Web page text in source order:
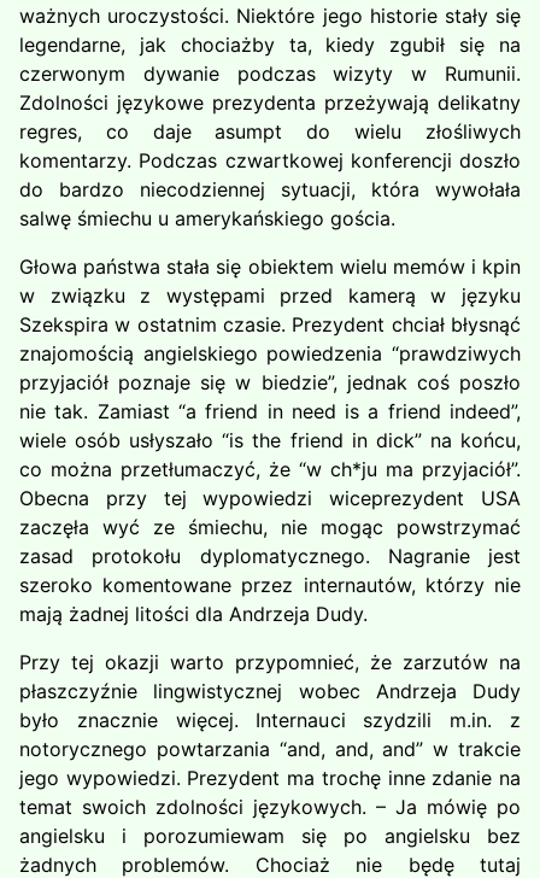
ważnych uroczystości. Niektóre jego historie stały się
legendarne, jak chociażby ta, kiedy zgubił się na
czerwonym dywanie podczas wizyty w Rumunii.
Zdolności językowe prezydenta przeżywają delikatny
regres, co daje asumpt do wielu złośliwych
komentarzy. Podczas czwartkowej konferencji doszło
do bardzo niecodziennej sytuacji, która wywołała
salwę śmiechu u amerykańskiego gościa.
Głowa państwa stała się obiektem wielu memów i kpin
w związku z występami przed kamerą w języku
Szekspira w ostatnim czasie. Prezydent chciał błysnąć
znajomością angielskiego powiedzenia “prawdziwych
przyjaciół poznaje się w biedzie”, jednak coś poszło
nie tak. Zamiast “a friend in need is a friend indeed”,
wiele osób usłyszało “is the friend in dick” na końcu,
co można przetłumaczyć, że “w ch*ju ma przyjaciół”.
Obecna przy tej wypowiedzi wiceprezydent USA
zaczęła wyć ze śmiechu, nie mogąc powstrzymać
zasad protokołu dyplomatycznego. Nagranie jest
szeroko komentowane przez internautów, którzy nie
mają żadnej litości dla Andrzeja Dudy.
Przy tej okazji warto przypomnieć, że zarzutów na
płaszczyźnie lingwistycznej wobec Andrzeja Dudy
było znacznie więcej. Internauci szydzili m.in. z
notorycznego powtarzania “and, and, and” w trakcie
jego wypowiedzi. Prezydent ma trochę inne zdanie na
temat swoich zdolności językowych. – Ja mówię po
angielsku i porozumiewam się po angielsku bez
żadnych problemów. Chociaż nie będę tutaj